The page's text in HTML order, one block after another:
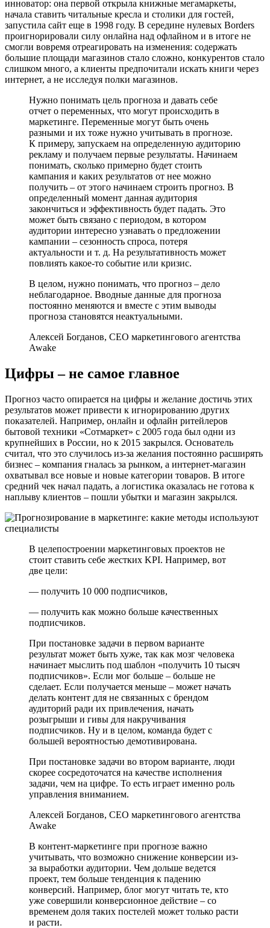
инноватор: она первой открыла книжные мегамаркеты,
начала ставить читальные кресла и столики для гостей,
запустила сайт еще в 1998 году. В середине нулевых Borders
проигнорировали силу онлайна над офлайном и в итоге не
смогли вовремя отреагировать на изменения: содержать
большие площади магазинов стало сложно, конкурентов стало
слишком много, а клиенты предпочитали искать книги через
интернет, а не исследуя полки магазинов.
Нужно понимать цель прогноза и давать себе
отчет о переменных, что могут происходить в
маркетинге. Переменные могут быть очень
разными и их тоже нужно учитывать в прогнозе.
К примеру, запускаем на определенную аудиторию
рекламу и получаем первые результаты. Начинаем
понимать, сколько примерно будет стоить
кампания и каких результатов от нее можно
получить – от этого начинаем строить прогноз. В
определенный момент данная аудитория
закончиться и эффективность будет падать. Это
может быть связано с периодом, в котором
аудитории интересно узнавать о предложении
кампании – сезонность спроса, потеря
актуальности и т. д. На результативность может
повлиять какое-то событие или кризис.
В целом, нужно понимать, что прогноз – дело
неблагодарное. Вводные данные для прогноза
постоянно меняются и вместе с этим выводы
прогноза становятся неактуальными.
Алексей Богданов, CEO маркетингового агентства
Awake
Цифры – не самое главное
Прогноз часто опирается на цифры и желание достичь этих
результатов может привести к игнорированию других
показателей. Например, онлайн и офлайн ритейлеров
бытовой техники «Сотмаркет» с 2005 года был одни из
крупнейших в России, но к 2015 закрылся. Основатель
считал, что это случилось из-за желания постоянно расширять
бизнес – компания гналась за рынком, а интернет-магазин
охватывал все новые и новые категории товаров. В итоге
средний чек начал падать, а логистика оказалась не готова к
наплыву клиентов – пошли убытки и магазин закрылся.
В целепостроении маркетинговых проектов не
стоит ставить себе жестких KPI. Например, вот
две цели:
— получить 10 000 подписчиков,
— получить как можно больше качественных
подписчиков.
При постановке задачи в первом варианте
результат может быть хуже, так как мозг человека
начинает мыслить под шаблон «получить 10 тысяч
подписчиков». Если мог больше – больше не
сделает. Если получается меньше – может начать
делать контент для не связанных с брендом
аудиторий ради их привлечения, начать
розыгрыши и гивы для накручивания
подписчиков. Ну и в целом, команда будет с
большей вероятностью демотивирована.
При постановке задачи во втором варианте, люди
скорее сосредоточатся на качестве исполнения
задачи, чем на цифре. То есть играет именно роль
управления вниманием.
Алексей Богданов, CEO маркетингового агентства
Awake
В контент-маркетинге при прогнозе важно
учитывать, что возможно снижение конверсии из-
за выработки аудитории. Чем дольше ведется
проект, тем больше тенденция к падению
конверсий. Например, блог могут читать те, кто
уже совершили конверсионное действие – со
временем доля таких постелей может только расти
и расти.